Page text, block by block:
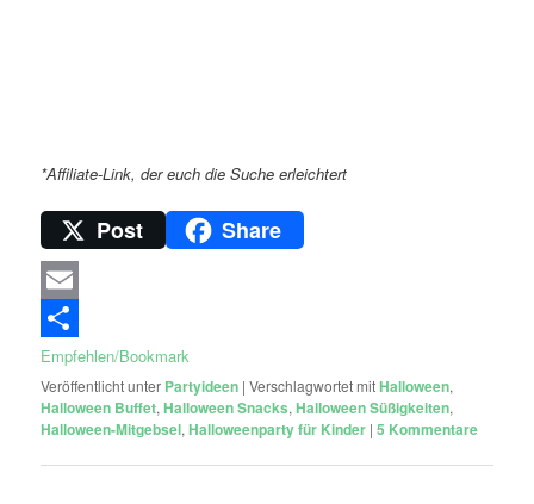
*Affiliate-Link, der euch die Suche erleichtert
Post Share
Email
Empfehlen/Bookmark
Veröffentlicht unter Partyideen |Verschlagwortet mitHalloween,
Halloween Buffet,Halloween Snacks,Halloween Süßigkeiten,
Halloween-Mitgebsel,Halloweenparty für Kinder |5 Kommentare